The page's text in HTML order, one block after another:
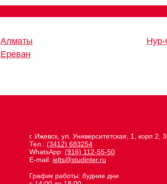
Алматы
Ереван
Нур-
г. Ижевск, ул. Университетская, 1, корп 2,
Тел.: (3412) 683254
WhatsApp: (916) 112-55-50
E-mail: ielts@studinter.ru
График работы: будние дни